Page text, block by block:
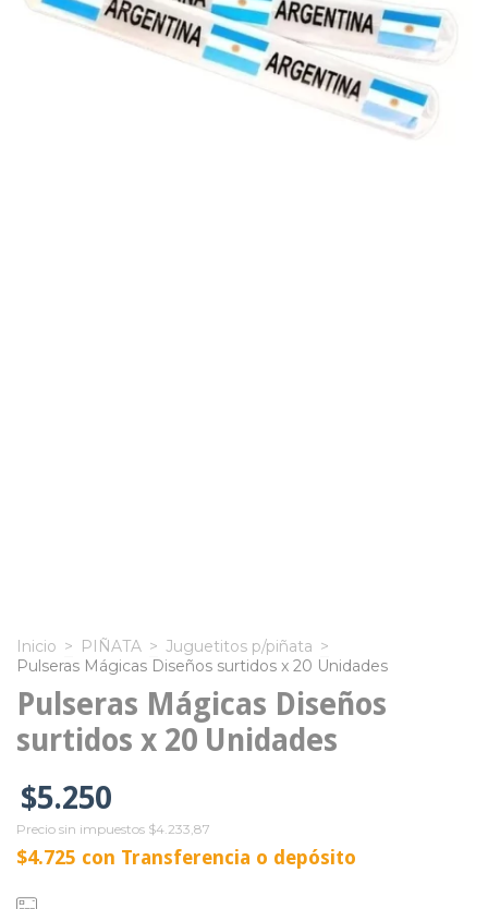
Inicio > PIÑATA > Juguetitos p/piñata >
Pulseras Mágicas Diseños surtidos x 20 Unidades
Pulseras Mágicas Diseños
surtidos x 20 Unidades
$5.250
Precio sin impuestos $4.233,87
$4.725 con Transferencia o depósito